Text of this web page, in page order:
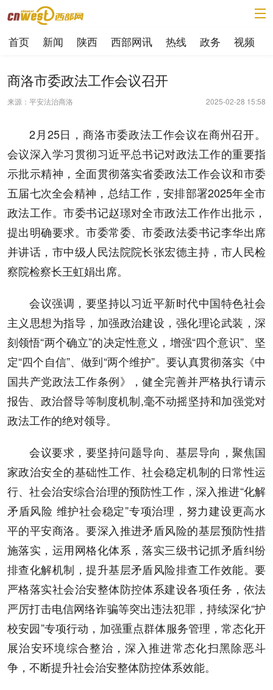
首页 新闻 陕西 西部网讯 热线 政务 视频
商洛市委政法工作会议召开
来源：平安法治商洛 2025-02-28 15:58
2月25日，商洛市委政法工作会议在商州召开。
会议深入学习贯彻习近平总书记对政法工作的重要指
示批示精神，全面贯彻落实省委政法工作会议和市委
五届七次全会精神，总结工作，安排部署2025年全市
政法工作。市委书记赵璟对全市政法工作作出批示，
提出明确要求。市委常委、市委政法委书记李华出席
并讲话，市中级人民法院院长张宏德主持，市人民检
察院检察长王虹娟出席。
会议强调，要坚持以习近平新时代中国特色社会
主义思想为指导，加强政治建设，强化理论武装，深
刻领悟“两个确立”的决定性意义，增强“四个意识”、坚
定“四个自信”、做到“两个维护”。要认真贯彻落实《中
国共产党政法工作条例》，健全完善并严格执行请示
报告、政治督导等制度机制,毫不动摇坚持和加强党对
政法工作的绝对领导。
会议要求，要坚持问题导向、基层导向，聚焦国
家政治安全的基础性工作、社会稳定机制的日常性运
行、社会治安综合治理的预防性工作，深入推进“化解
矛盾风险 维护社会稳定”专项治理，努力建设更高水
平的平安商洛。要深入推进矛盾风险的基层预防性措
施落实，运用网格化体系，落实三级书记抓矛盾纠纷
排查化解机制，提升基层矛盾风险排查工作效能。要
严格落实社会治安整体防控体系建设各项任务，依法
严厉打击电信网络诈骗等突出违法犯罪，持续深化“护
校安园”专项行动，加强重点群体服务管理，常态化开
展治安环境综合整治，深入推进常态化扫黑除恶斗
争，不断提升社会治安整体防控体系效能。